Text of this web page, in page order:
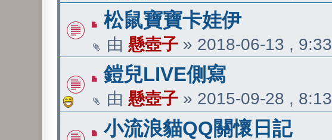
松鼠寶寶卡娃伊
由 懸壺子 » 2018-06-13 , 9:33
鎧兒LIVE側寫
由 懸壺子 » 2015-09-28 , 8:13
小流浪貓QQ關懷日記